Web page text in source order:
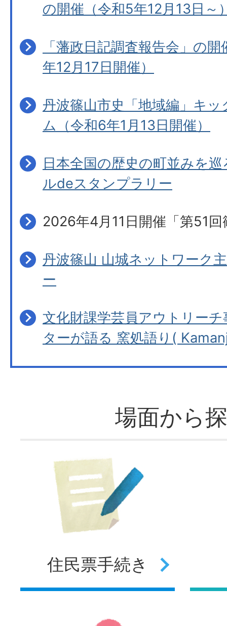
の開催（令和5年12月13日～
「藩政日記調査報告会」の
年12月17日開催）
丹波篠山市史「地域編」キ
ム（令和6年1月13日開催）
日本全国の歴史の町並みを
ルdeスタンプラリー
2026年4月11日開催「第51
丹波篠山 山城ネットワーク
ー
文化財課学芸員アウトリー
ターが語る 窯処語り(
場面から
住民票手続き